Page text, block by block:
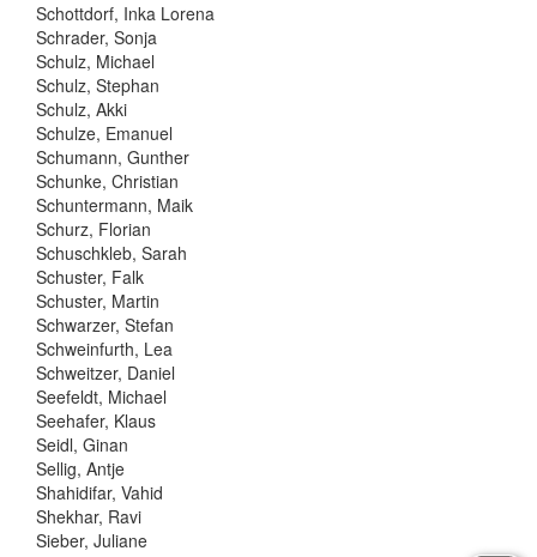
Schottdorf, Inka Lorena
Schrader, Sonja
Schulz, Michael
Schulz, Stephan
Schulz, Akki
Schulze, Emanuel
Schumann, Gunther
Schunke, Christian
Schuntermann, Maik
Schurz, Florian
Schuschkleb, Sarah
Schuster, Falk
Schuster, Martin
Schwarzer, Stefan
Schweinfurth, Lea
Schweitzer, Daniel
Seefeldt, Michael
Seehafer, Klaus
Seidl, Ginan
Sellig, Antje
Shahidifar, Vahid
Shekhar, Ravi
Sieber, Juliane